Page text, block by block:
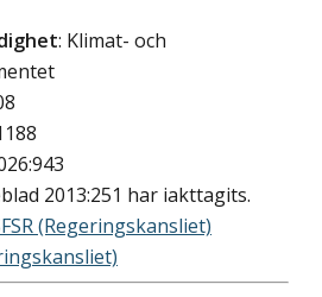
: Klimat- och
2013:251 har iakttagits.
(Regeringskansliet)